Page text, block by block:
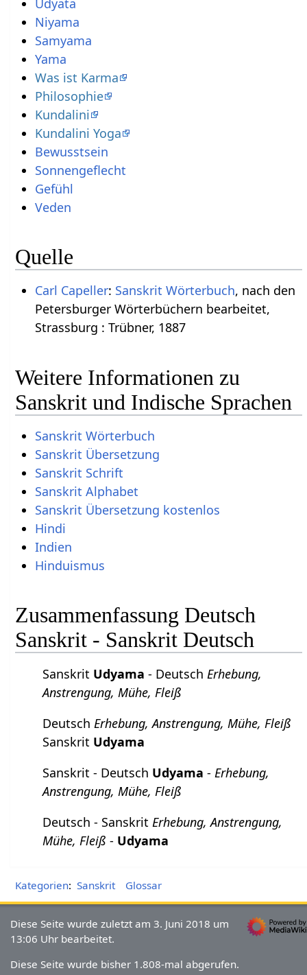
Niyama
Samyama
Yama
Was ist Karma
Philosophie
Kundalini
Kundalini Yoga
Bewusstsein
Sonnengeflecht
Gefühl
Veden
Quelle
Carl Capeller: Sanskrit Wörterbuch, nach den
Petersburger Wörterbüchern bearbeitet,
Strassburg : Trübner, 1887
Weitere Informationen zu
Sanskrit und Indische Sprachen
Sanskrit Wörterbuch
Sanskrit Übersetzung
Sanskrit Schrift
Sanskrit Alphabet
Sanskrit Übersetzung kostenlos
Hindi
Indien
Hinduismus
Zusammenfassung Deutsch
Sanskrit - Sanskrit Deutsch
Sanskrit Udyama - Deutsch Erhebung,
Anstrengung, Mühe, Fleiß
Deutsch Erhebung, Anstrengung, Mühe, Fleiß
Sanskrit Udyama
Sanskrit - Deutsch Udyama - Erhebung,
Anstrengung, Mühe, Fleiß
Deutsch - Sanskrit Erhebung, Anstrengung,
Mühe, Fleiß - Udyama
Kategorien: Sanskrit Glossar
Diese Seite wurde zuletzt am 3. Juni 2018 um
13:06 Uhr bearbeitet.
Diese Seite wurde bisher 1.808-mal abgerufen.